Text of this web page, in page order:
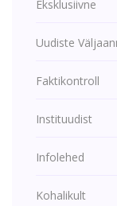
Eksklusiivne
Uudiste
Faktikontroll
Instituudist
Infolehed
Kohalikult